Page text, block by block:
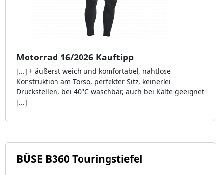
Motorrad 16/2026 Kauftipp
[...] + äußerst weich und komfortabel, nahtlose
Konstruktion am Torso, perfekter Sitz, keinerlei
Druckstellen, bei 40°C waschbar, auch bei Kälte geeignet
[...]
BÜSE B360 Touringstiefel